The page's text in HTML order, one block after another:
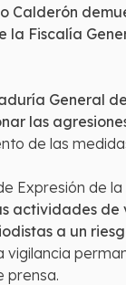
Calderón
la Fiscalía
General
las
de las
Expresión de la
actividades
a un
vigilancia
prensa.